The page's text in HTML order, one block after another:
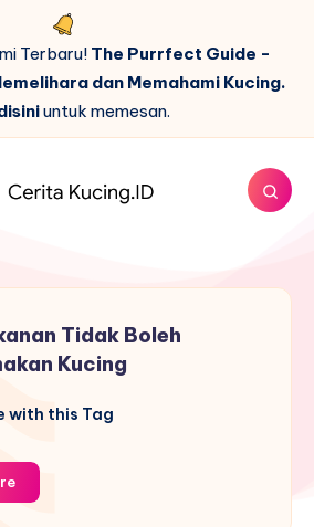
Terbaru! The Purrfect Guide -
dan Memahami Kucing.
untuk memesan.
Tidak Boleh
Kucing
with this Tag